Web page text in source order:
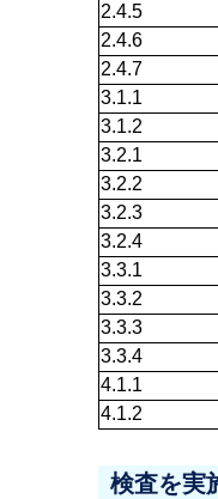
2.4.5
2.4.6
2.4.7
3.1.1
3.1.2
3.2.1
3.2.2
3.2.3
3.2.4
3.3.1
3.3.2
3.3.3
3.3.4
4.1.1
4.1.2
検査を実